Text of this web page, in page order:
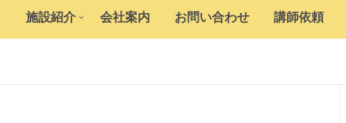
施設紹介 会社案内 お問い合わせ 講師依頼